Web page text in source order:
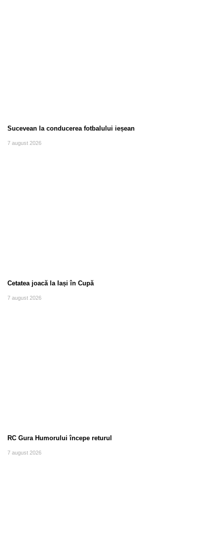
Sucevean la conducerea fotbalului ieșean
7 august 2026
Cetatea joacă la Iași în Cupă
7 august 2026
RC Gura Humorului începe returul
7 august 2026